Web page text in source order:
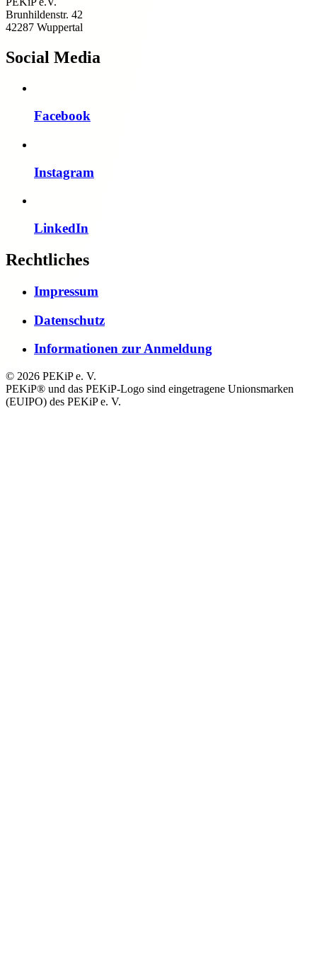
Brunhildenstr. 42
42287 Wuppertal
Social Media
Facebook
Instagram
LinkedIn
Rechtliches
Impressum
Datenschutz
Informationen zur Anmeldung
© 2026 PEKiP e. V.
PEKiP® und das PEKiP-Logo sind eingetragene Unionsmarken
(EUIPO) des PEKiP e. V.